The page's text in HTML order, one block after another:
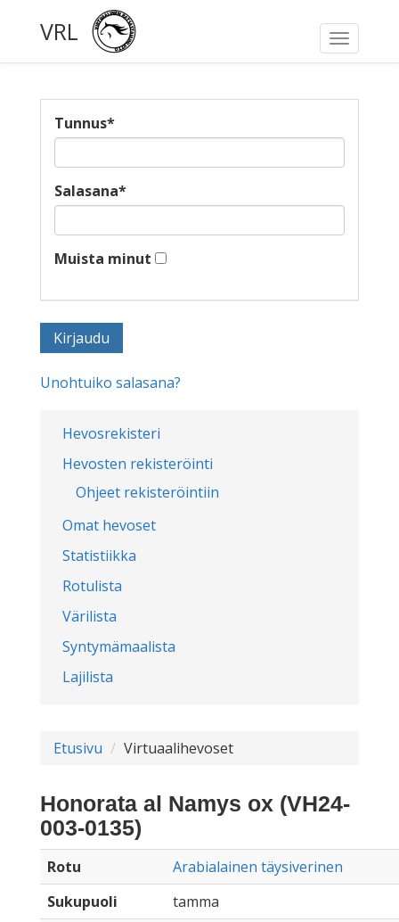
Toggle
VRL
Hevosrekisteri
Hevosten rekisteröinti
Ohjeet rekisteröintiin
Omat hevoset
Statistiikka
Rotulista
Värilista
Syntymämaalista
Lajilista
Tunnus*
Salasana*
Muista minut
Unohtuiko salasana?
Etusivu Virtuaalihevoset
Honorata al Namys ox (VH24-
003-0135)
Rotu
Arabialainen täysiverinen
Sukupuoli
tamma